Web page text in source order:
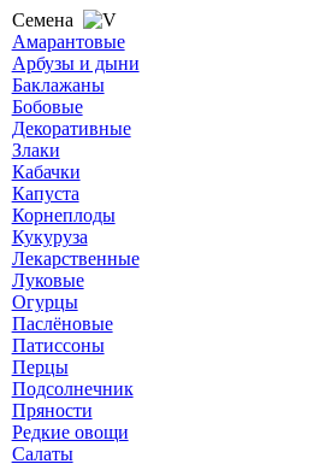
Семена
Амарантовые
Арбузы и дыни
Баклажаны
Бобовые
Декоративные
Злаки
Кабачки
Капуста
Корнеплоды
Кукуруза
Лекарственные
Луковые
Огурцы
Паслёновые
Патиссоны
Перцы
Подсолнечник
Пряности
Редкие овощи
Салаты